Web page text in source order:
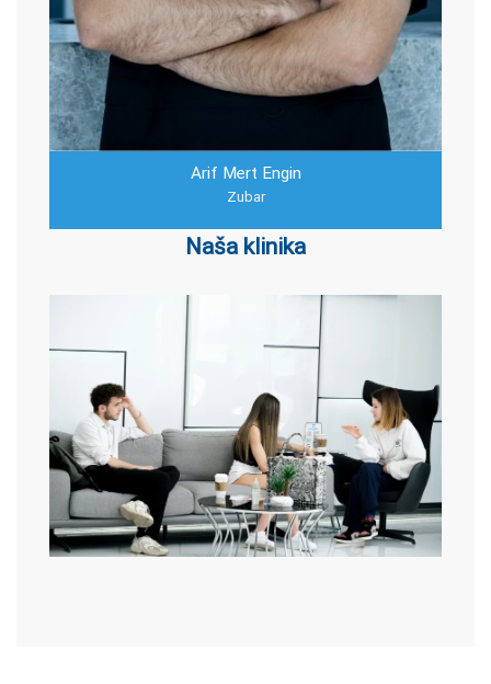
Arif Mert Engin
Zubar
Naša klinika